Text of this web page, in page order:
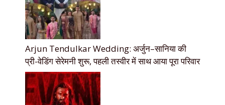
Arjun Tendulkar Wedding: अर्जुन–सानिया की
प्री-वेडिंग सेरेमनी शुरू, पहली तस्वीर में साथ आया पूरा परिवार